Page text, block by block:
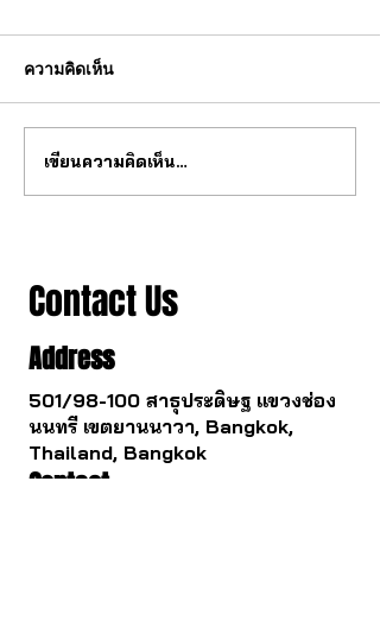
สุดยอด กลไก tourbillon จาก
จีน
ความคิดเห็น
เขียนความคิดเห็น…
Contact Us
Address
501/98-100 สาธุประดิษฐ แขวงช่อง
นนทรี เขตยานนาวา, Bangkok,
Thailand, Bangkok
Contact